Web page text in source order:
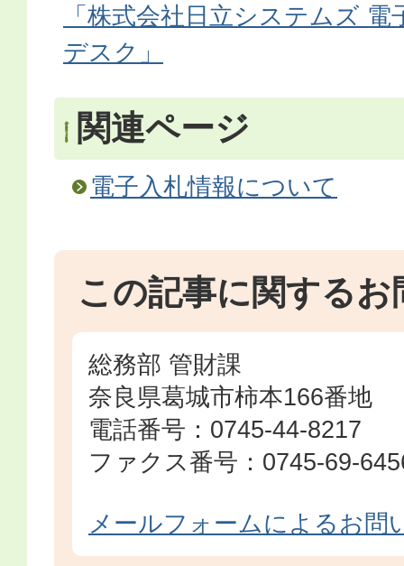
「株式会社日立システムズ
デスク」
関連ページ
電子入札情報について
この記事に関するお
総務部 管財課
奈良県葛城市柿本166番地
電話番号：0745-44-8217
ファクス番号：0745-69-
メールフォームによるお問